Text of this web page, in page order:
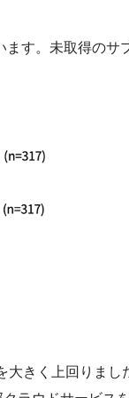
す。未取得のサ
きく上回りまし